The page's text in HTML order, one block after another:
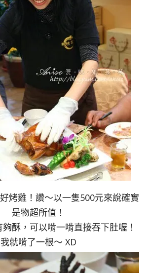
烤雞！讚～以一隻500元來說確實
是物超所值！
酥，可以啃一啃直接吞下肚喔！
我就啃了一根～ XD